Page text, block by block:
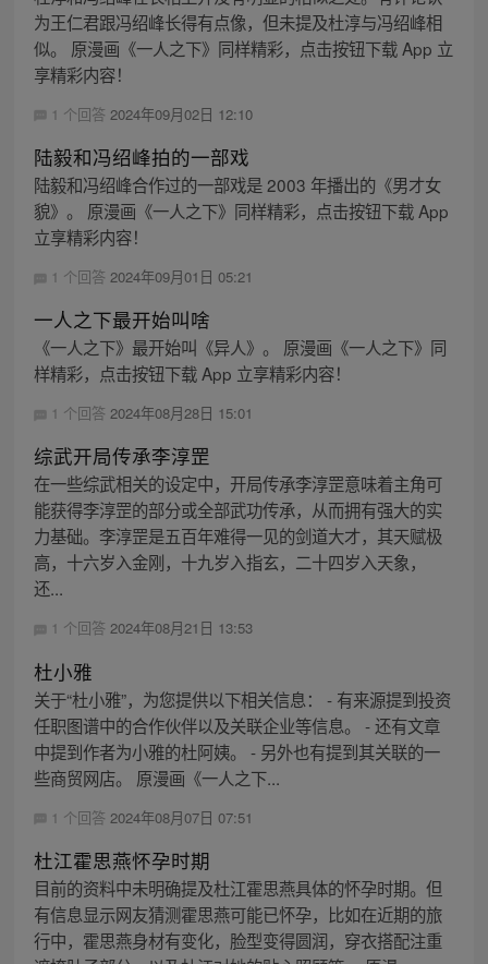
为王仁君跟冯绍峰长得有点像，但未提及杜淳与冯绍峰相
似。 原漫画《一人之下》同样精彩，点击按钮下载 App 立
享精彩内容！
1 个回答 2024年09月02日 12:10
陆毅和冯绍峰拍的一部戏
陆毅和冯绍峰合作过的一部戏是 2003 年播出的《男才女
貌》。 原漫画《一人之下》同样精彩，点击按钮下载 App
立享精彩内容！
1 个回答 2024年09月01日 05:21
一人之下最开始叫啥
《一人之下》最开始叫《异人》。 原漫画《一人之下》同
样精彩，点击按钮下载 App 立享精彩内容！
1 个回答 2024年08月28日 15:01
综武开局传承李淳罡
在一些综武相关的设定中，开局传承李淳罡意味着主角可
能获得李淳罡的部分或全部武功传承，从而拥有强大的实
力基础。李淳罡是五百年难得一见的剑道大才，其天赋极
高，十六岁入金刚，十九岁入指玄，二十四岁入天象，
还...
1 个回答 2024年08月21日 13:53
杜小雅
关于“杜小雅”，为您提供以下相关信息： - 有来源提到投资
任职图谱中的合作伙伴以及关联企业等信息。 - 还有文章
中提到作者为小雅的杜阿姨。 - 另外也有提到其关联的一
些商贸网店。 原漫画《一人之下...
1 个回答 2024年08月07日 07:51
杜江霍思燕怀孕时期
目前的资料中未明确提及杜江霍思燕具体的怀孕时期。但
有信息显示网友猜测霍思燕可能已怀孕，比如在近期的旅
行中，霍思燕身材有变化，脸型变得圆润，穿衣搭配注重